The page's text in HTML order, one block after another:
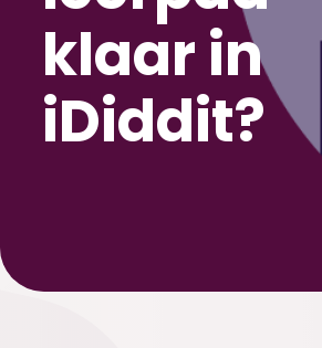
klaar in
iDiddit?